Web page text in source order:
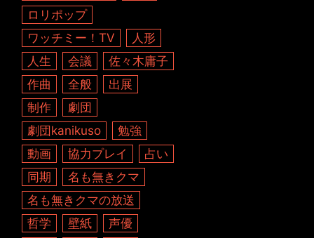
ロリポップ
ワッチミー！TV
人形
人生
会議
佐々木庸子
作曲
全般
出展
制作
劇団
劇団kanikuso
勉強
動画
協力プレイ
占い
同期
名も無きクマ
名も無きクマの放送
哲学
壁紙
声優